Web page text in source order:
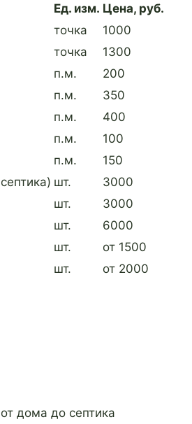
Ед. изм. Цена, руб.
точка
1000
точка
1300
п.м.
200
п.м.
350
п.м.
400
п.м.
100
п.м.
150
шт.
3000
шт.
3000
шт.
6000
шт.
от 1500
шт. от 2000
дома до септика